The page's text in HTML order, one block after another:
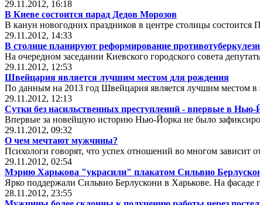
29.11.2012, 16:18
В Киеве состоится парад Дедов Морозов
В канун новогодних праздников в центре столицы состоится
29.11.2012, 14:33
В столице планируют реформирование
На очередном заседании Киевского городского совета
29.11.2012, 12:53
Швейцария является лучшим местом для рождения
По данным на 2013 год Швейцария является лучшим местом
29.11.2012, 12:13
Сутки без насильственных преступлений - впервые в Нью-
Впервые за новейшую историю Нью-Йорка не было
29.11.2012, 09:32
О чем мечтают мужчины?
Психологи говорят, что успех отношений во многом зависит
29.11.2012, 02:54
Мэрию Харькова "украсили" плакатом Сильвио
Ярко поддержали Сильвио Берлускони в Харькове. На фасаде
28.11.2012, 23:55